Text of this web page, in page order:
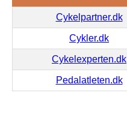
Cykelpartner.dk
Cykler.dk
Cykelexperten.dk
Pedalatleten.dk